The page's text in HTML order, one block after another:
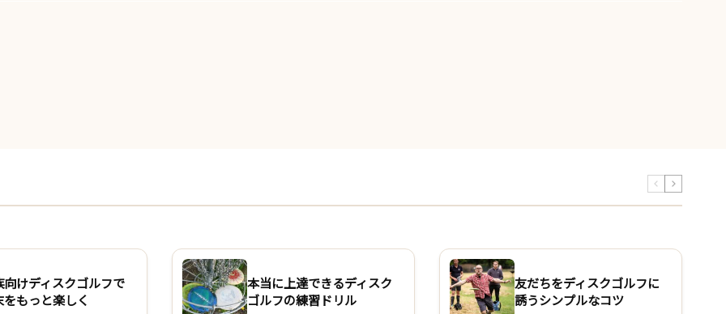
向けディスクゴルフで
をもっと楽しく
本当に上達できるディスク
ゴルフの練習ドリル
友だちをディスクゴルフに
誘うシンプルなコツ